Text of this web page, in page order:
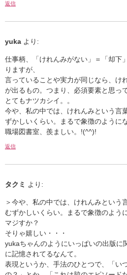
返信
yuka より:
仕事柄、「けれんみがない」＝「却下
りますが、
言っていることや実力が同じなら、け
が出るもの。つまり、必須要素と思っ
とてもナツカシイ。。
今や、私の中では、けれんみという言
ずかしいくらい。まるで象徴のように
職場図書室、羨ましい。!(^^)!
返信
タクミ より:
＞今や、私の中では、けれんみという
むずかしいくらい。まるで象徴のよう
マジすか？
そりゃ嬉しい・・・
yukaちゃんのようにいっぱいの出版に
に記憶されてるなんて。
表現というか、手法のひとつで、「い